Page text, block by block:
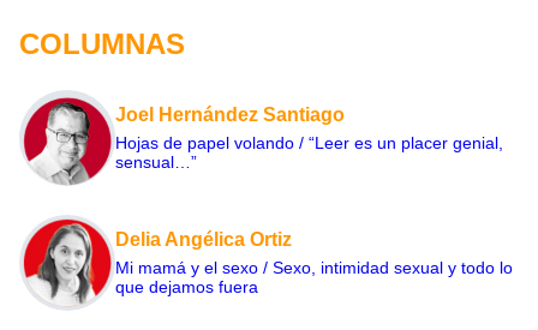
COLUMNAS
Joel Hernández Santiago
Hojas de papel volando / “Leer es un placer genial,
sensual…”
Delia Angélica Ortiz
Mi mamá y el sexo / Sexo, intimidad sexual y todo lo
que dejamos fuera